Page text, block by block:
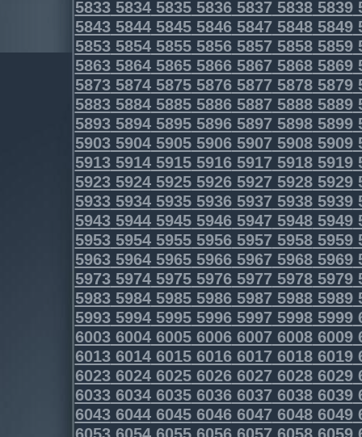
5833583458355836583758385839
5843584458455846584758485849
5853585458555856585758585859
5863586458655866586758685869
5873587458755876587758785879
5883588458855886588758885889
5893589458955896589758985899
5903590459055906590759085909
5913591459155916591759185919
5923592459255926592759285929
5933593459355936593759385939
5943594459455946594759485949
5953595459555956595759585959
5963596459655966596759685969
5973597459755976597759785979
5983598459855986598759885989
5993599459955996599759985999
6003600460056006600760086009
6013601460156016601760186019
6023602460256026602760286029
6033603460356036603760386039
6043604460456046604760486049